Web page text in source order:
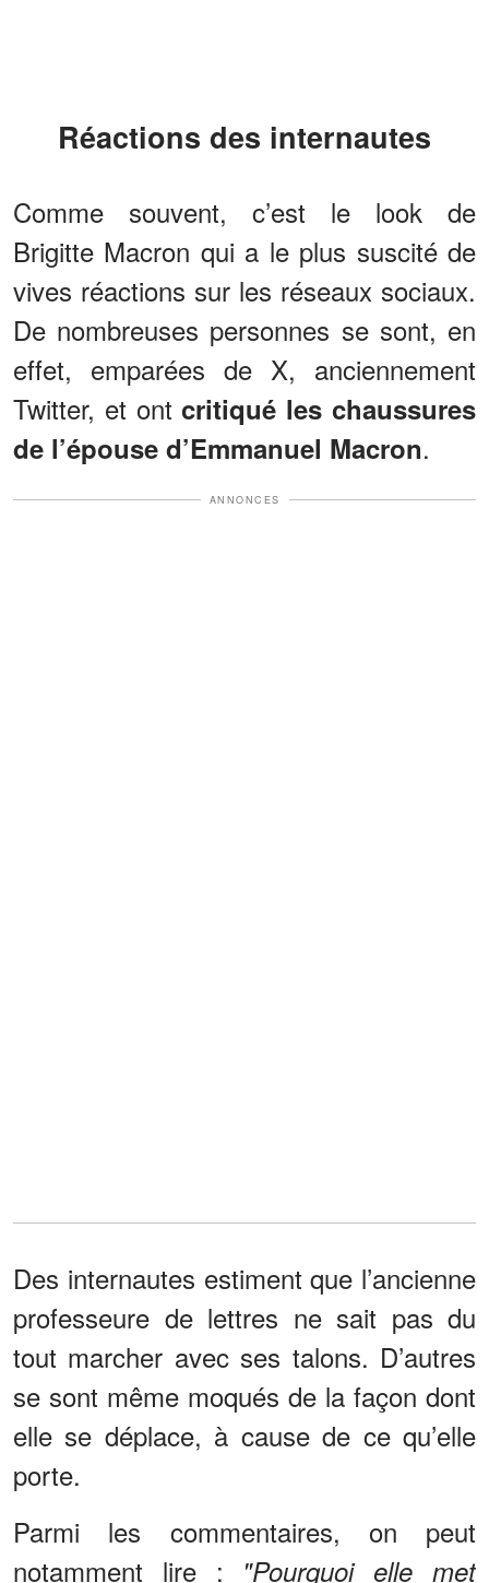
Réactions des internautes
Comme souvent, c’est le look de
Brigitte Macron qui a le plus suscité de
vives réactions sur les réseaux sociaux.
De nombreuses personnes se sont, en
effet, emparées de X, anciennement
Twitter, et ontcritiqué les chaussures
de l’épouse d’Emmanuel Macron.
ANNONCES
Des internautes estiment que l’ancienne
professeure de lettres ne sait pas du
tout marcher avec ses talons. D’autres
se sont même moqués de la façon dont
elle se déplace, à cause de ce qu’elle
porte.
Parmi les commentaires, on peut
notamment lire : "Pourquoi elle met